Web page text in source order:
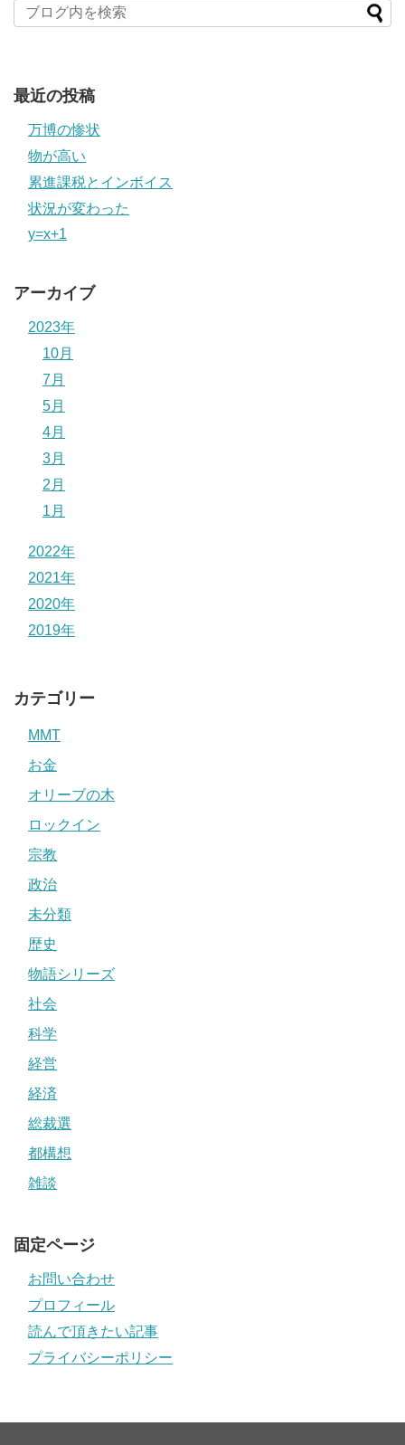
最近の投稿
万博の惨状
物が高い
累進課税とインボイス
状況が変わった
y=x+1
アーカイブ
2023年
10月
7月
5月
4月
3月
2月
1月
2022年
2021年
2020年
2019年
カテゴリー
MMT
お金
オリーブの木
ロックイン
宗教
政治
未分類
歴史
物語シリーズ
社会
科学
経営
経済
総裁選
都構想
雑談
固定ページ
お問い合わせ
プロフィール
読んで頂きたい記事
プライバシーポリシー